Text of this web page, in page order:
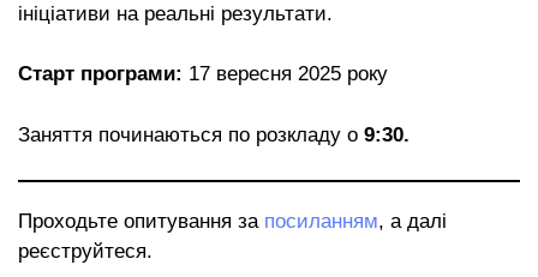
ініціативи на реальні результати.
Старт програми: 17 вересня 2025 року
Заняття починаються по розкладу о 9:30.
Проходьте опитування за посиланням, а далі
реєструйтеся.